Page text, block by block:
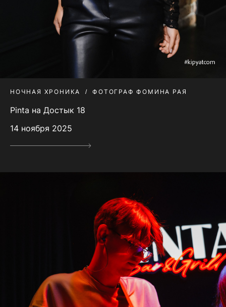
НОЧНАЯ ХРОНИКА ФОТОГРАФ ФОМИНА РАЯ
Pinta на Достык 18
14 ноября 2025